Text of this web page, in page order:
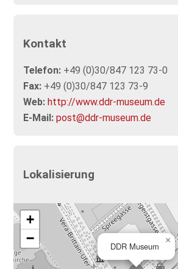
Kontakt
Telefon: +49 (0)30/847 123 73-0
Fax: +49 (0)30/847 123 73-9
Web: http://www.ddr-museum.de
E-Mail: post@ddr-museum.de
Lokalisierung
DDR Museum
×
+
−